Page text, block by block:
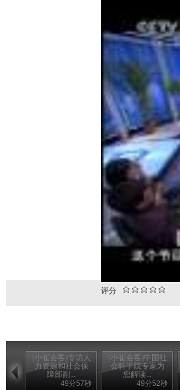
评分
[小崔会客]专访人
力资源和社会保
障部副...
49分57秒
[小崔会客]中国社
会科学院专家为
您解读...
49分52秒